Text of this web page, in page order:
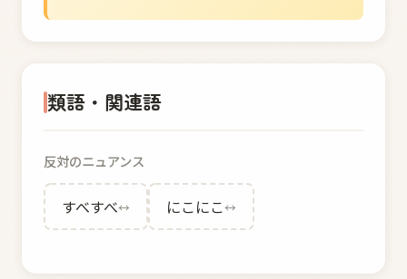
類語・関連語
反対のニュアンス
すべすべ↔ にこにこ↔